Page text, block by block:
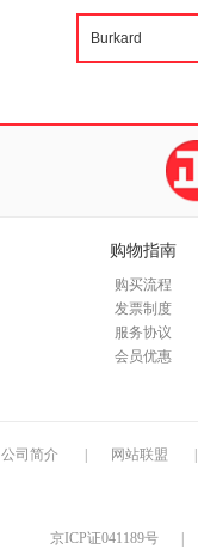
购物指南
购买流程
发票制度
服务协议
会员优惠
公司简介 网站联盟
京ICP证041189号